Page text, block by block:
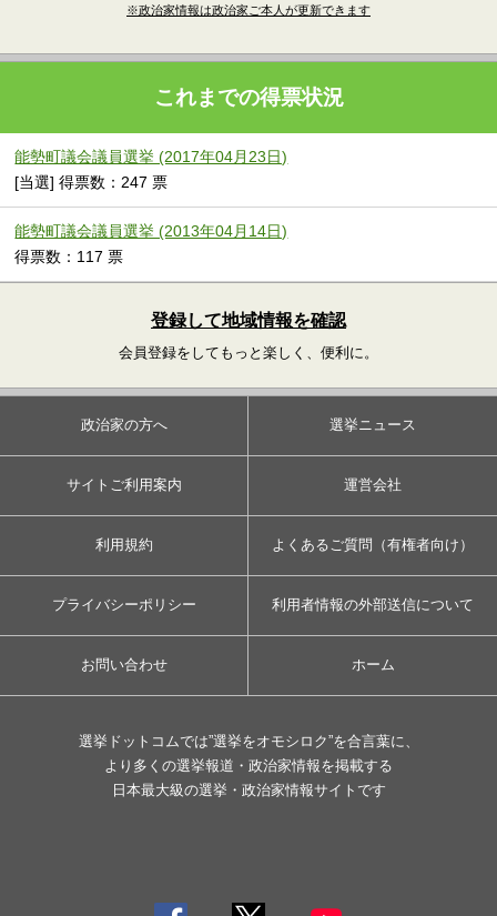
※政治家情報は政治家ご本人が更新できます
これまでの得票状況
能勢町議会議員選挙 (2017年04月23日)
[当選] 得票数：247 票
能勢町議会議員選挙 (2013年04月14日)
得票数：117 票
登録して地域情報を確認
会員登録をしてもっと楽しく、便利に。
政治家の方へ 選挙ニュース
サイトご利用案内 運営会社
利用規約 よくあるご質問（有権者向け）
プライバシーポリシー 利用者情報の外部送信について
お問い合わせ ホーム
選挙ドットコムでは”選挙をオモシロク”を合言葉に、
より多くの選挙報道・政治家情報を掲載する
日本最大級の選挙・政治家情報サイトです